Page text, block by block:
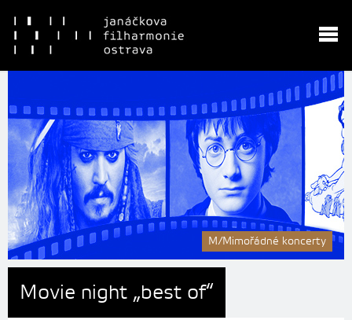
M/Mimořádné koncerty
Movie night „best of“